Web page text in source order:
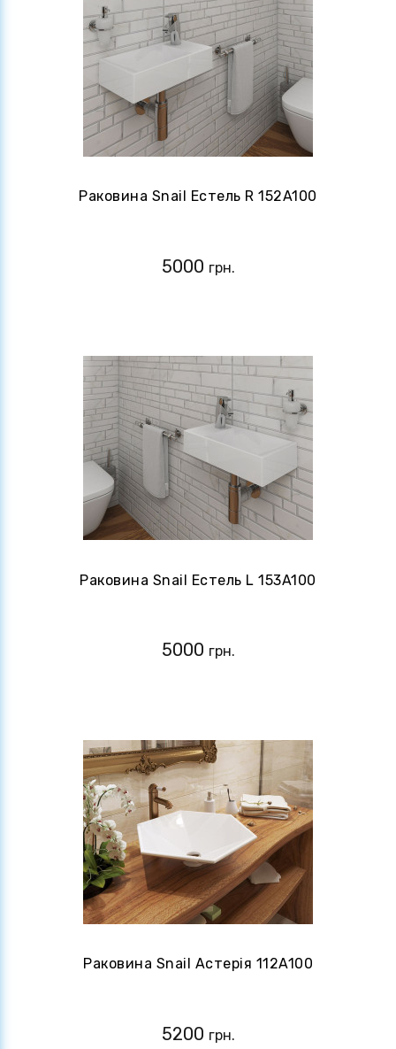
Раковина Snail Естель R 152A100
5000 грн.
Раковина Snail Естель L 153A100
5000 грн.
Раковина Snail Астерія 112A100
5200 грн.